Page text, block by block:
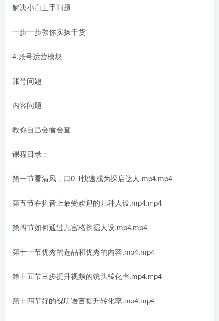
解决小白上手问题
一步一步教你实操干货
4.账号运营模块
账号问题
内容问题
教你自己会看会查
课程目录：
第一节看清风，口0-1快速成为探店达人.mp4.mp4
第五节在抖音上最受欢迎的几种人设.mp4.mp4
第四节如何通过九宫格挖掘人设.mp4.mp4
第十一节优秀的选品和优秀的内容.mp4.mp4
第十五节三步提升视频的镜头转化率.mp4.mp4
第十四节好的视听语言提升转化率.mp4.mp4